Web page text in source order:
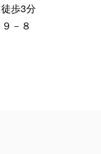
歩3分
－８